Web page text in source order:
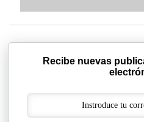
Recibe nuevas